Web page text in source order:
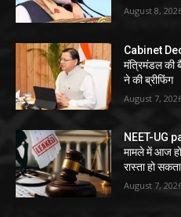
August 8,
Cabinet
मंत्रिमंडल की
ने की ब्रीफिंग
August 7,
NEET-UG
मामले में आज
रास्ता हो
August 7,